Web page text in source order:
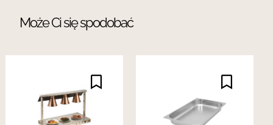
Może Ci się spodobać